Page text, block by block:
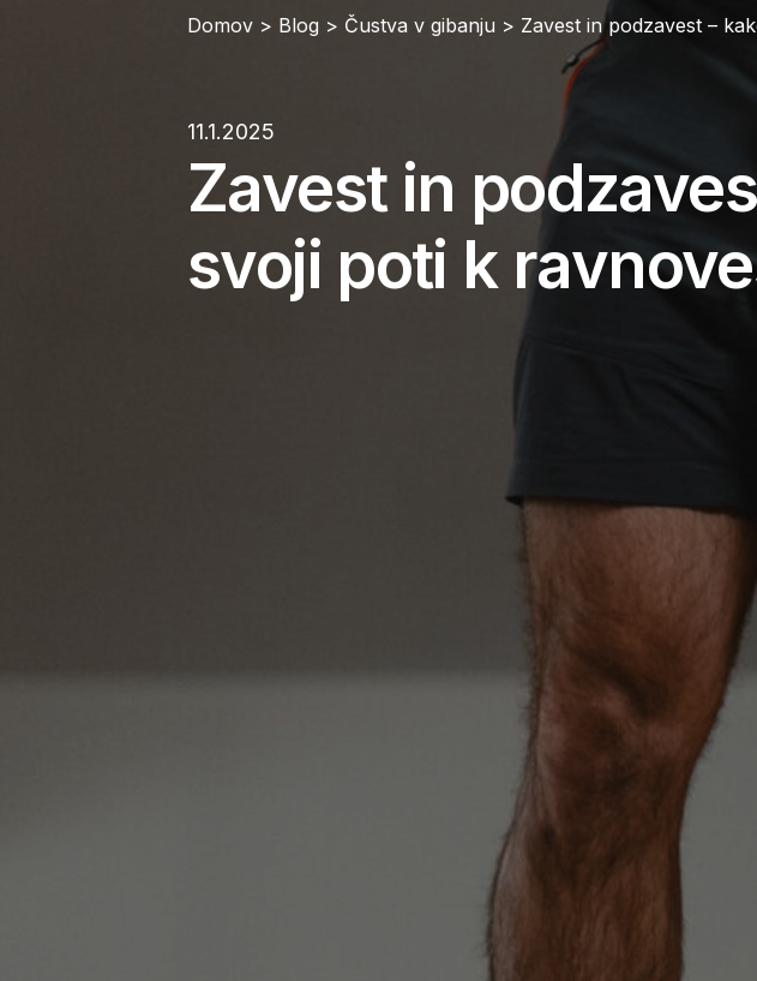
Domov > Blog > Čustva v gibanju > Zavest in podzavest –
11.1.2025
Zavest in
svoji poti k